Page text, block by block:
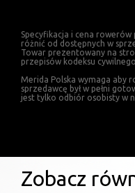
Specyfikacja i cena
różnić od dostępnych w
Towar prezentowany na
przepisów kodeksu
Merida Polska wymaga aby
sprzedawcę był w pełni
jest tylko odbiór osobisty w
Zobacz